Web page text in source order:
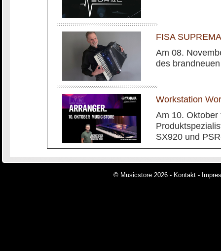
FISA
Am 08.
des
Workstation
Am 10.
SX920 und
© Musicstore 2026 - Kontakt -